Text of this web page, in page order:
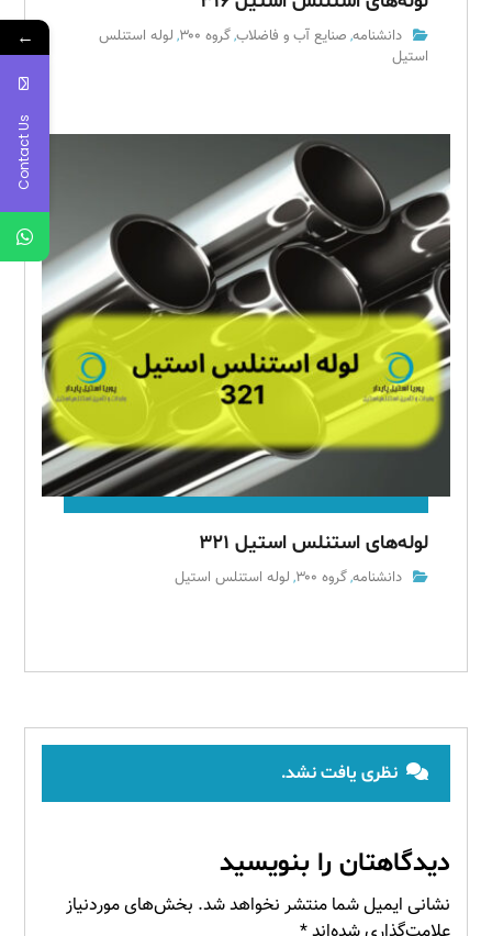
دانشنامه, صنایع آب و فاضلاب,گروه ۳۰۰ , لوله استنلس
استیل
لوله‌های استنلس استیل ۳۲۱
دانشنامه,گروه ۳۰۰ , لوله استنلس استیل
نظری یافت نشد.
دیدگاهتان را بنویسید
نشانی ایمیل شما منتشر نخواهد شد. بخش‌های موردنیاز
←
Contact Us